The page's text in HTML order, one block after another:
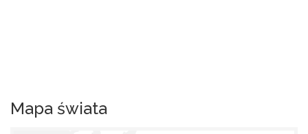
Mapa świata